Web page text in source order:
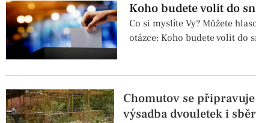
Koho budete volit do
Co si myslíte Vy? Můžete
otázce: Koho budete volit do
Chomutov se
výsadba dvouletek i